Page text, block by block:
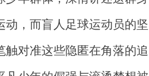
动，而盲人足球运动员的坚
对准这些隐匿在角落的追